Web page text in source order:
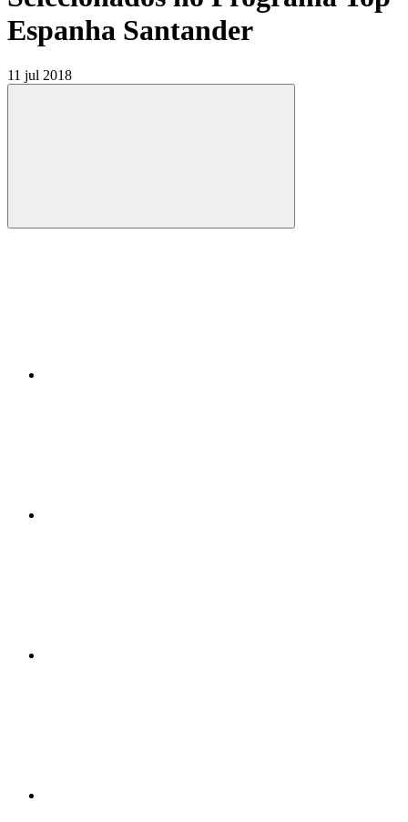
Espanha Santander
11 jul 2018
Compartilhar